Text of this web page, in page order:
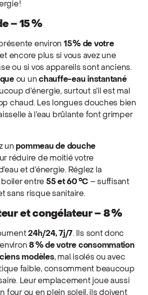
!
– 15 %
environ 15 % de votre
et encore plus si vous avez une
ou si vos appareils sont anciens.
ou unchauffe-eau instantané
d’énergie, surtout s’il est mal
chaud. Les longues douches bien
à l’eau brûlante font grimper
unpommeau de douche
réduire de moitié votre
et d’énergie. Réglez la
entre 55 et 60 °C – suffisant
sans risque sanitaire.
et congélateur – 8 %
24h/24, 7j/7. Ils sont donc
8 % de votre consommation
modèles, mal isolés ou avec
faible, consomment beaucoup
Leur emplacement joue aussi
four ou en plein soleil, ils doivent